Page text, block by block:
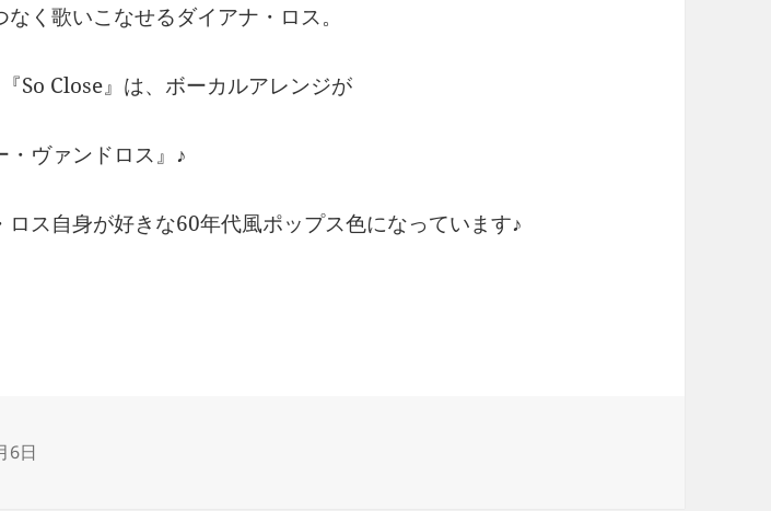
く歌いこなせるダイアナ・ロス。
So Close』は、ボーカルアレンジが
・ヴァンドロス』♪
ロス自身が好きな60年代風ポップス色になっています♪
6日